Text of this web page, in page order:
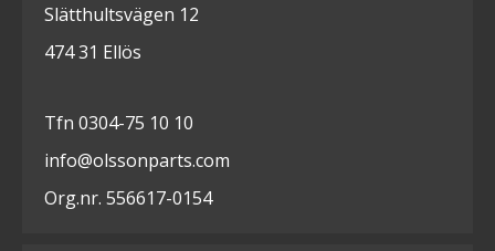
Slätthultsvägen 12
474 31 Ellös
Tfn 0304-75 10 10
info@olssonparts.com
Org.nr. 556617-0154